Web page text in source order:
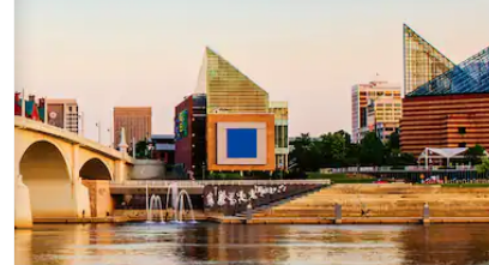
met je de pijltjestoetsen omhoog en omlaag, óf door te